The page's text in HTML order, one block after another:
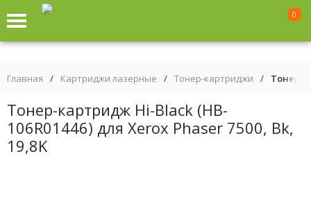
0
Главная / Картриджи лазерные / Тонер-картриджи / Тонер-
Тонер-картридж Hi-Black (HB-
106R01446) для Xerox Phaser 7500, Bk,
19,8K